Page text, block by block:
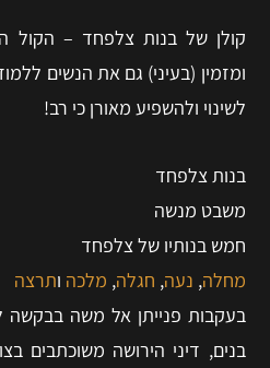
קולן של בנות צלפחד – הקול
ומזמין (בעיני) גם את הנשים
לשינוי ולהשפיע מאורן כי רב!
בנות צלפחד
משבט מנשה
חמש בנותיו של צלפחד
מחלה, נעה, חגלה, מלכה ותרצה
בעקבות פנייתן אל משה בבקשה
בנים, דיני הירושה משוכתבים